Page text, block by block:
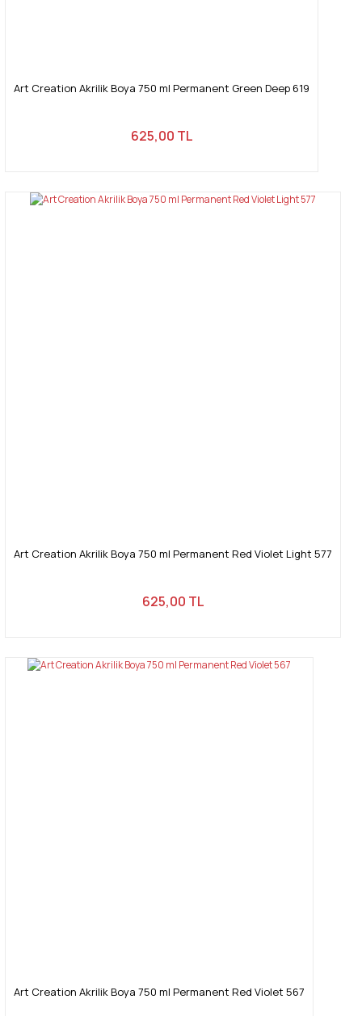
Art Creation Akrilik Boya 750 ml Permanent Green Deep 619
625,00 TL
Art Creation Akrilik Boya 750 ml Permanent Red Violet Light 577
625,00 TL
Art Creation Akrilik Boya 750 ml Permanent Red Violet 567